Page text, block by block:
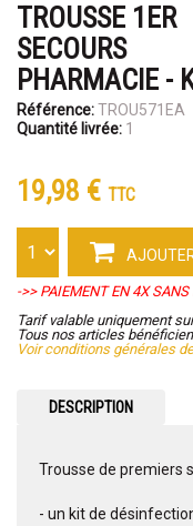
TROUSSE 1ER
SECOURS
PHARMACIE -
Référence:TROU571EA
Quantité livrée: 1
19,98 € TTC
->> PAIEMENT EN 4X SANS
Tarif valable uniquement
Tous nos articles
Voir conditions générales
DESCRIPTION
Trousse de premiers
- un kit de